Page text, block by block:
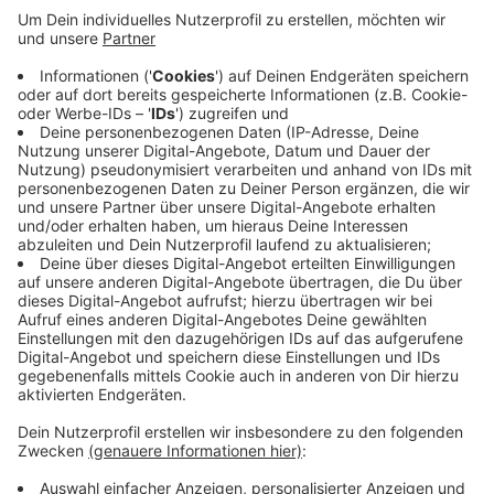
ewässerungssäcke können sie vor dem Vertrocknen
schützen. Die Stadt Kaarst hat jetzt 100 dieser Säcke
bestellt. Sie fassen 60 Liter und werden um den
Baumstamm herum gelegt. Die Säcke geben das
Wasser dann tröpfchenweise an den Baum ab. Auch
Meerbusch hat jetzt über Sponsorengelder weitere
Bewässerungssäcke angeschafft. Beide Städte
hoffen auf Bürger, die Patenschaften übernehmen und
die Säcke immer wieder auffüllen.
Anzeige